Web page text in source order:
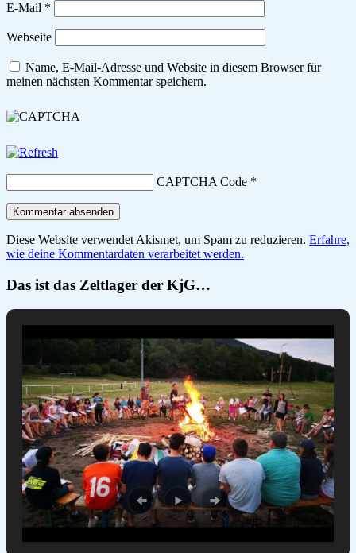
E-Mail *
Webseite
Name, E-Mail-Adresse und Website in diesem Browser für
meinen nächsten Kommentar speichern.
CAPTCHA Code *
Diese Website verwendet Akismet, um Spam zu reduzieren. Erfahre,
wie deine Kommentardaten verarbeitet werden.
Das ist das Zeltlager der KjG…